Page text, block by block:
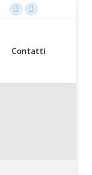
Facebook
in
window
X
in
window
Contatti